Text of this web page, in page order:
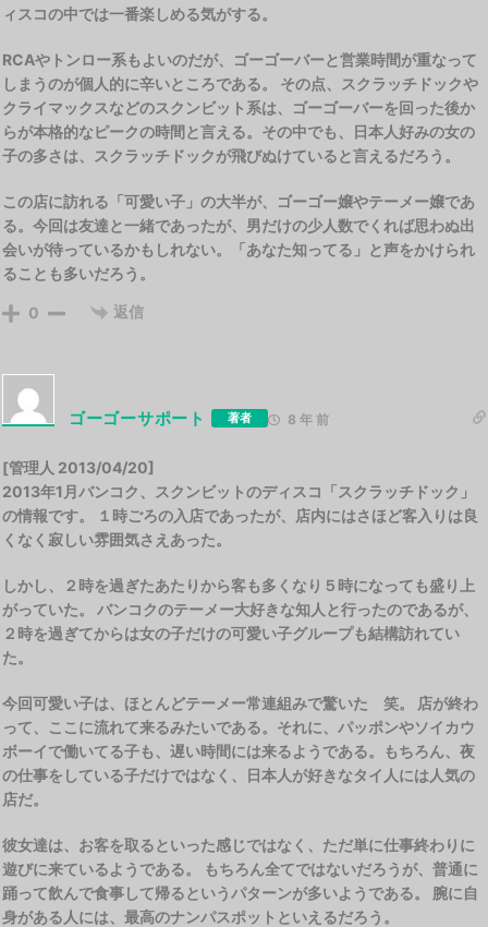
ィスコの中では一番楽しめる気がする。
RCAやトンロー系もよいのだが、ゴーゴーバーと営業時間が重なって
しまうのが個人的に辛いところである。 その点、スクラッチドックや
クライマックスなどのスクンビット系は、ゴーゴーバーを回った後か
らが本格的なピークの時間と言える。その中でも、日本人好みの女の
子の多さは、スクラッチドックが飛びぬけていると言えるだろう。
この店に訪れる「可愛い子」の大半が、ゴーゴー嬢やテーメー嬢であ
る。今回は友達と一緒であったが、男だけの少人数でくれば思わぬ出
会いが待っているかもしれない。「あなた知ってる」と声をかけられ
ることも多いだろう。
0 返信
ゴーゴーサポート 著者 8 年 前
[管理人 2013/04/20]
2013年1月バンコク、スクンビットのディスコ「スクラッチドック」
の情報です。 １時ごろの入店であったが、店内にはさほど客入りは良
くなく寂しい雰囲気さえあった。
しかし、２時を過ぎたあたりから客も多くなり５時になっても盛り上
がっていた。 バンコクのテーメー大好きな知人と行ったのであるが、
２時を過ぎてからは女の子だけの可愛い子グループも結構訪れてい
た。
今回可愛い子は、ほとんどテーメー常連組みで驚いた 笑。 店が終わ
って、ここに流れて来るみたいである。それに、パッポンやソイカウ
ボーイで働いてる子も、遅い時間には来るようである。もちろん、夜
の仕事をしている子だけではなく、日本人が好きなタイ人には人気の
店だ。
彼女達は、お客を取るといった感じではなく、ただ単に仕事終わりに
遊びに来ているようである。 もちろん全てではないだろうが、普通に
踊って飲んで食事して帰るというパターンが多いようである。 腕に自
身がある人には、最高のナンパスポットといえるだろう。